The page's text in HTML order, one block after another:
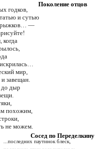
Поколение отцов
годков,
и сутью
—
когда
мир,
завещан.
до дыр
похожим,
не можем.
Сосед по Переделкину
...последних паутинок блеск,